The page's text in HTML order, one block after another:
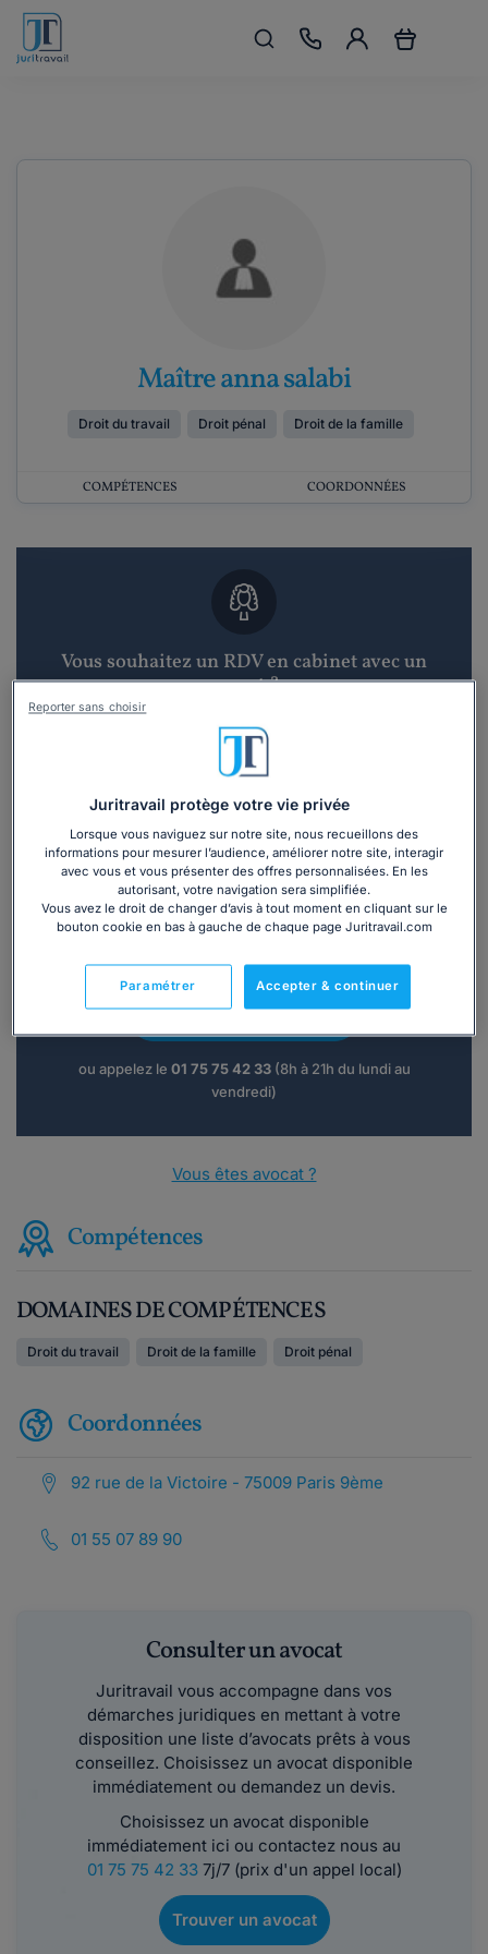
Maître anna salabi
Droit du travail Droit pénal Droit de la famille
COMPÉTENCES COORDONNÉES
Vous souhaitez un RDV en cabinet avec un
avocat ?
Recevoir des devis d'avocats
Vous souhaitez une consultation par
téléphone ?
Consulter immédiatement
ou appelez le 01 75 75 42 33(8h à 21h du lundi au
vendredi)
Vous êtes avocat ?
Compétences
DOMAINES DE COMPÉTENCES
Droit du travail Droit de la famille Droit pénal
Coordonnées
92 rue de la Victoire - 75009 Paris 9ème
01 55 07 89 90
Consulter un avocat
Juritravail vous accompagne dans vos
démarches juridiques en mettant à votre
disposition une liste d’avocats prêts à vous
conseillez. Choisissez un avocat disponible
immédiatement ou demandez un devis.
Choisissez un avocat disponible
immédiatement ici ou contactez nous au
01 75 75 42 337j/7 (prix d'un appel local)
Trouver un avocat
Juritravail protège votre vie privée
Lorsque vous naviguez sur notre site, nous recueillons des
informations pour mesurer l’audience, améliorer notre site, interagir
avec vous et vous présenter des offres personnalisées. En les
autorisant, votre navigation sera simplifiée.
Vous avez le droit de changer d’avis à tout moment en cliquant sur le
bouton cookie en bas à gauche de chaque page Juritravail.com
Accepter & continuer
Paramétrer
Reporter sans choisir